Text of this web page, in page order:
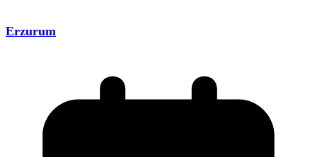
Erzurum